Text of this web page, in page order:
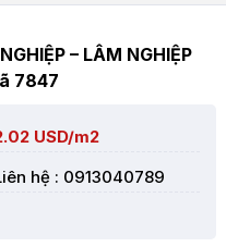
– LÂM NGHIỆP
7847
USD/m2
hệ : 0913040789